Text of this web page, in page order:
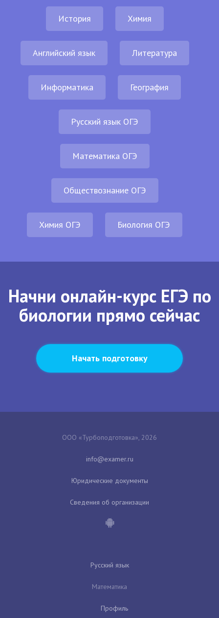
История Химия
Английский язык Литература
Информатика География
Русский язык ОГЭ
Математика ОГЭ
Обществознание ОГЭ
Химия ОГЭ Биология ОГЭ
Начни онлайн-курс ЕГЭ по
биологии прямо сейчас
Начать подготовку
ООО «Турбоподготовка», 2026
Юридические документы
Сведения об организации
Русский язык
Математика
Профиль